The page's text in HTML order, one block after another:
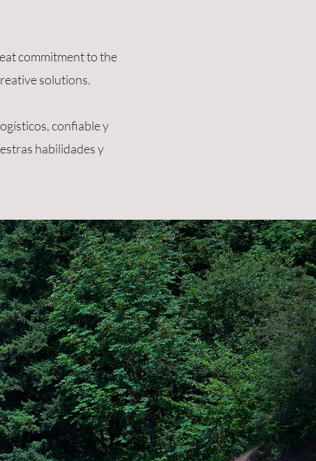
commitment to the
solutions.
confiable y
habilidades y